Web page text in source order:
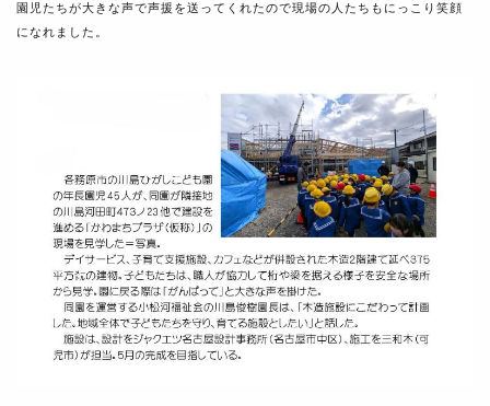
園児たちが大きな声で声援を送ってくれたので現場の人たちもにっこり笑顔
になれました。